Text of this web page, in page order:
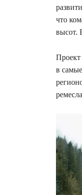
что
высот.
Проект
в